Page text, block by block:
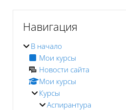
Навигация
В начало
Мои курсы
Новости сайта
Мои курсы
Курсы
Аспирантура